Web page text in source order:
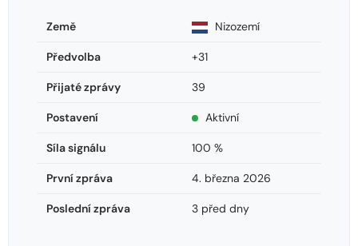
Země Nizozemí
Předvolba +31
Přijaté zprávy 39
Postavení Aktivní
Síla signálu 100 %
První zpráva 4. března 2026
Poslední zpráva 3 před dny